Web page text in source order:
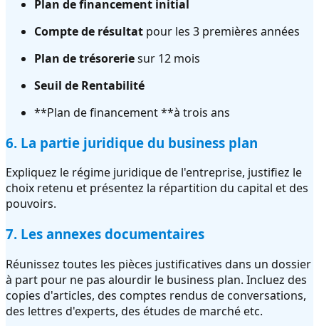
Plan de financement initial
Compte de résultat pour les 3 premières années
Plan de trésoreriesur 12 mois
Seuil de Rentabilité
**Plan de financement **à trois ans
6. La partie juridique du business plan
Expliquez le régime juridique de l'entreprise, justifiez le
choix retenu et présentez la répartition du capital et des
pouvoirs.
7. Les annexes documentaires
Réunissez toutes les pièces justificatives dans un dossier
à part pour ne pas alourdir le business plan. Incluez des
copies d'articles, des comptes rendus de conversations,
des lettres d'experts, des études de marché etc.